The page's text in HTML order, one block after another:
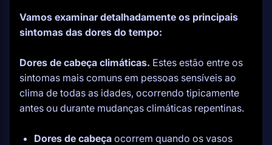
Vamos examinar detalhadamente os principais
sintomas das dores do tempo:
Dores de cabeça climáticas. Estes estão entre os
sintomas mais comuns em pessoas sensíveis ao
clima de todas as idades, ocorrendo tipicamente
antes ou durante mudanças climáticas repentinas.
Dores de cabeça ocorrem quando os vasos